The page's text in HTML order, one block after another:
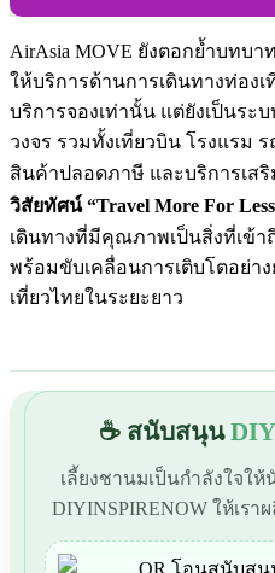
AirAsia MOVE ยังตอกย้ำบทบ
ให้บริการด้านการเดินทางท่องเ
บริการจองเท่านั้น แต่ยังเป็นระ
วงจร รวมทั้งเที่ยวบิน โรงแรม
สินค้าปลอดภาษี และบริการเส
วิสัยทัศน์ “Travel More For
เดินทางที่มีคุณภาพเป็นสิ่งที่เข้
พร้อมขับเคลื่อนการเติบโตอย่า
เที่ยวไทยในระยะยาว
☕ สนับสนุน
เลี้ยงชานมเป็นกำลังใจใ
DIYINSPIRENOW ให้เร